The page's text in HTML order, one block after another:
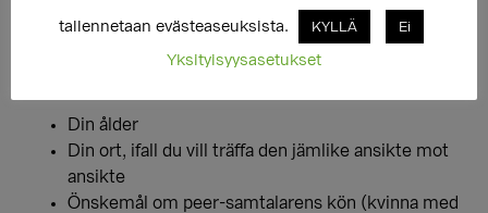
När du bokar peer-samtalare, berätta följande
Din ålder
Din ort, ifall du vill träffa den jämlike ansikte mot
ansikte
Önskemål om peer-samtalarens kön (kvinna med
tallennetaan evästeaseuksista. KYLLÄ Ei
Yksityisyysasetukset